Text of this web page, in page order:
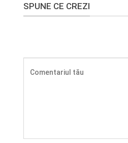
SPUNE CE CREZI